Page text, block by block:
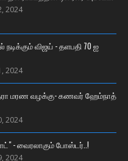
2024
நடிக்கும் விஜய் - தளபதி 70 ஐ
2024
மரண வழக்கு- கணவர் ஹேம்நாத்
2024
- வைரலாகும் போஸ்டர்..!
2024